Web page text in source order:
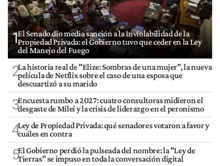
1El Senado dio media sanción a la Inviolabilidad de la
Propiedad Privada: el Gobierno tuvo que ceder en la Ley
del Manejo del Fuego
2La historia real de "Elize: Sombras de una mujer", la nueva
película de Netflix sobre el caso de una esposa que
descuartizó a su marido
3Encuesta rumbo a 2027: cuatro consultoras midieron el
desgaste de Milei y la crisis de liderazgo en el peronismo
4Ley de Propiedad Privada: qué senadores votaron a favor y
cuáles en contra
5El Gobierno perdió la pulseada del nombre: la "Ley de
Tierras" se impuso en toda la conversación digital